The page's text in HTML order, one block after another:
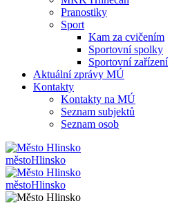
Pranostiky
Sport
Kam za cvičením
Sportovní spolky
Sportovní zařízení
Aktuální zprávy MÚ
Kontakty
Kontakty na MÚ
Seznam subjektů
Seznam osob
městoHlinsko
městoHlinsko